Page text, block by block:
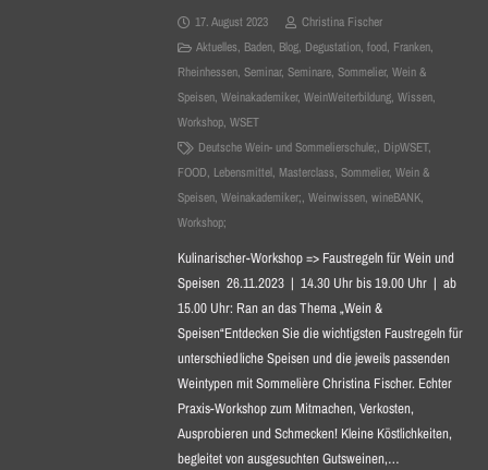
17. August 2023
Christina Fischer
Aktuelles, Baden, Blog, Degustation,food, Franken,
Rheinhessen, Seminar, Seminare, Sommelier, Wein &
Speisen, Weinakademiker, WeinWeiterbildung, Wissen,
Workshop, WSET
Deutsche Wein- und Sommelierschule;, DipWSET,
FOOD, Lebensmittel, Masterclass, Sommelier, Wein &
Speisen, Weinakademiker;, Weinwissen, wineBANK,
Workshop;
Kulinarischer-Workshop => Faustregeln für Wein und
Speisen 26.11.2023 | 14.30 Uhr bis 19.00 Uhr | ab
15.00 Uhr: Ran an das Thema „Wein &
Speisen“Entdecken Sie die wichtigsten Faustregeln für
unterschiedliche Speisen und die jeweils passenden
Weintypen mit Sommelière Christina Fischer. Echter
Praxis-Workshop zum Mitmachen, Verkosten,
Ausprobieren und Schmecken! Kleine Köstlichkeiten,
begleitet von ausgesuchten Gutsweinen,…